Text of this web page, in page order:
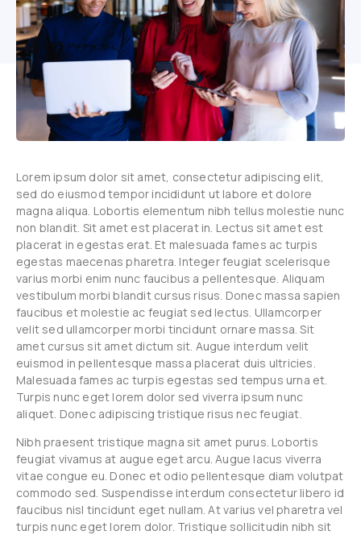
Lorem ipsum dolor sit amet, consectetur adipiscing elit,
sed do eiusmod tempor incididunt ut labore et dolore
magna aliqua. Lobortis elementum nibh tellus molestie nunc
non blandit. Sit amet est placerat in. Lectus sit amet est
placerat in egestas erat. Et malesuada fames ac turpis
egestas maecenas pharetra. Integer feugiat scelerisque
varius morbi enim nunc faucibus a pellentesque. Aliquam
vestibulum morbi blandit cursus risus. Donec massa sapien
faucibus et molestie ac feugiat sed lectus. Ullamcorper
velit sed ullamcorper morbi tincidunt ornare massa. Sit
amet cursus sit amet dictum sit. Augue interdum velit
euismod in pellentesque massa placerat duis ultricies.
Malesuada fames ac turpis egestas sed tempus urna et.
Turpis nunc eget lorem dolor sed viverra ipsum nunc
aliquet. Donec adipiscing tristique risus nec feugiat.
Nibh praesent tristique magna sit amet purus. Lobortis
feugiat vivamus at augue eget arcu. Augue lacus viverra
vitae congue eu. Donec et odio pellentesque diam volutpat
commodo sed. Suspendisse interdum consectetur libero id
faucibus nisl tincidunt eget nullam. At varius vel pharetra vel
turpis nunc eget lorem dolor. Tristique sollicitudin nibh sit